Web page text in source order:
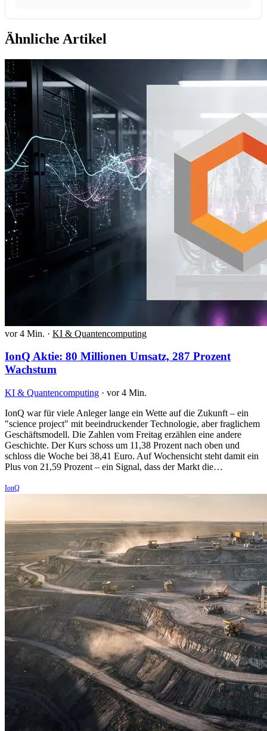
Ähnliche Artikel
vor 4 Min. · KI & Quantencomputing
IonQ Aktie: 80 Millionen Umsatz, 287 Prozent
Wachstum
KI & Quantencomputing · vor 4 Min.
IonQ war für viele Anleger lange ein Wette auf die Zukunft – ein
"science project" mit beeindruckender Technologie, aber fraglichem
Geschäftsmodell. Die Zahlen vom Freitag erzählen eine andere
Geschichte. Der Kurs schoss um 11,38 Prozent nach oben und
schloss die Woche bei 38,41 Euro. Auf Wochensicht steht damit ein
Plus von 21,59 Prozent – ein Signal, dass der Markt die…
IonQ